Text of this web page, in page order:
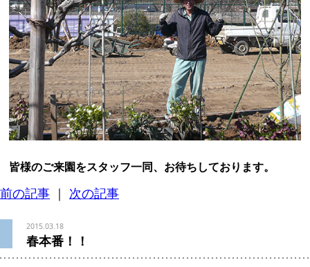
皆様のご来園をスタッフ一同、お待ちしております。
前の記事 ｜ 次の記事
2015.03.18
春本番！！